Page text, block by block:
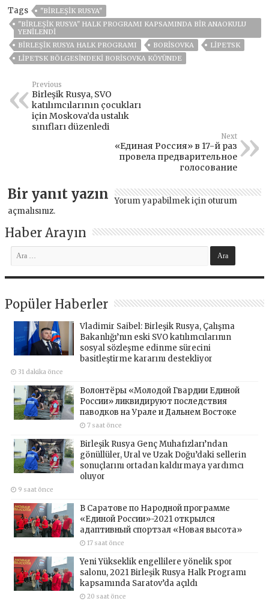
Tags
"BIRLEŞIK RUSYA"
"BIRLEŞIK RUSYA" HALK PROGRAMI KAPSAMINDA BIR ANAOKULU
YENILENDI
BIRLEŞIK RUSYA HALK PROGRAMI
BORISOVKA
LIPETSK
LIPETSK BÖLGESINDEKI BORISOVKA KÖYÜNDE
Previous
Birleşik Rusya, SVO
katılımcılarının çocukları
için Moskova’da ustalık
sınıfları düzenledi
Next
«Единая Россия» в 17-й раз
провела предварительное
голосование
Bir yanıt yazın Yorum yapabilmek için oturum
açmalısınız.
Haber Arayın
Popüler Haberler
Vladimir Saibel: Birleşik Rusya, Çalışma
Bakanlığı’nın eski SVO katılımcılarının
sosyal sözleşme edinme sürecini
basitleştirme kararını destekliyor
31 dakika önce
Волонтёры «Молодой Гвардии Единой
России» ликвидируют последствия
паводков на Урале и Дальнем Востоке
7 saat önce
Birleşik Rusya Genç Muhafızları’ndan
gönüllüler, Ural ve Uzak Doğu’daki sellerin
sonuçlarını ortadan kaldırmaya yardımcı
oluyor
9 saat önce
В Саратове по Народной программе
«Единой России»-2021 открылся
адаптивный спортзал «Новая высота»
17 saat önce
Yeni Yükseklik engellilere yönelik spor
salonu, 2021 Birleşik Rusya Halk Programı
kapsamında Saratov’da açıldı
20 saat önce